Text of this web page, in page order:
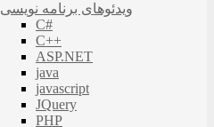
ویدئوهای برنامه نویسی
C#
C++
ASP.NET
java
javascript
JQuery
PHP